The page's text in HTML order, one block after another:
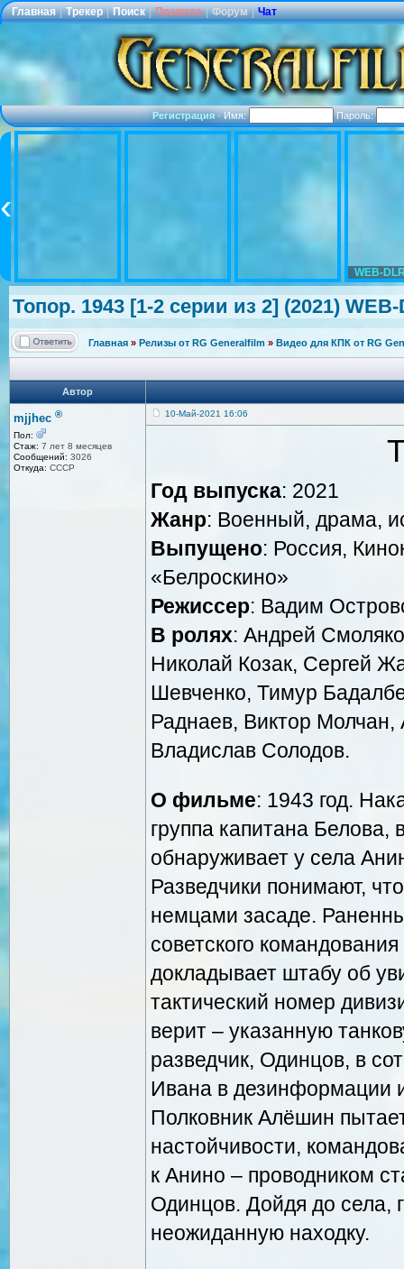
Главная | Трекер | Поиск | Правила | Форум | Чат
Регистрация·Имя: Пароль:
WEB-
Топор. 1943 [1-2 серии из 2] (2021)
Главная » Релизы от RG Generalfilm » Видео для КПК от RG
Автор
mjjhec ®
Пол:
Стаж: 7 лет 8 месяцев
Сообщений: 3026
Откуда: СССР
10-Май-2021 16:06
Год выпуска: 2021
Жанр: Военный, драма,
Выпущено: Россия,
«Белроскино»
Режиссер: Вадим
В ролях: Андрей
Николай Козак, Сергей
Шевченко, Тимур
Раднаев, Виктор
Владислав Солодов.
О фильме: 1943 год.
группа капитана Белова,
обнаруживает у села
Разведчики понимают,
немцами засаде.
советского
докладывает штабу об
тактический номер
верит – указанную
разведчик, Одинцов, в
Ивана в дезинформации
Полковник Алёшин
настойчивости,
к Анино – проводником
Одинцов. Дойдя до села,
неожиданную находку.